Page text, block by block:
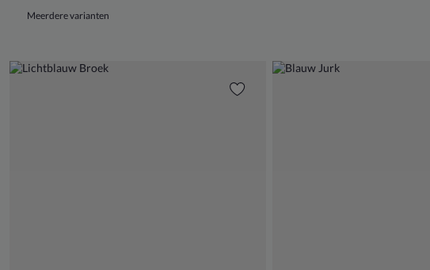
Meerdere varianten